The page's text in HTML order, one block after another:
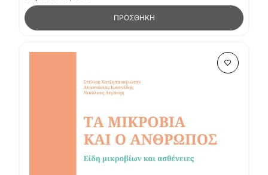
ΠΡΟΣΘΉΚΗ